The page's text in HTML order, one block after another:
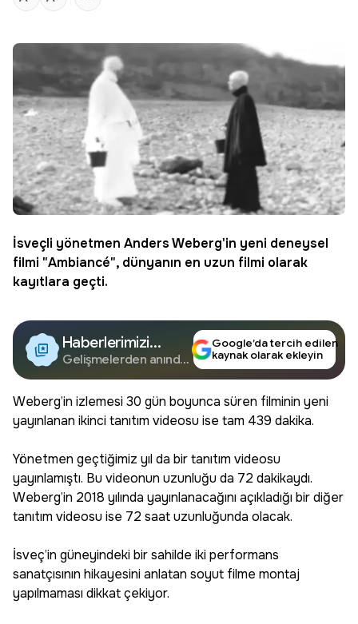
İsveçli yönetmen Anders Weberg'in yeni deneysel
filmi "Ambiancé", dünyanın en uzun filmi olarak
kayıtlara geçti.
Haberlerimizi
Google'da Takip
Edin
Gelişmelerden anında
Google’da tercih edilen
kaynak olarak ekleyin
Weberg’in izlemesi 30 gün boyunca süren filminin yeni
yayınlanan ikinci tanıtım videosu ise tam 439 dakika.
Yönetmen geçtiğimiz yıl da bir tanıtım videosu
yayınlamıştı. Bu videonun uzunluğu da 72 dakikaydı.
Weberg’in 2018 yılında yayınlanacağını açıkladığı bir diğer
tanıtım videosu ise 72 saat uzunluğunda olacak.
İsveç’in güneyindeki bir sahilde iki performans
sanatçısının hikayesini anlatan soyut filme montaj
yapılmaması dikkat çekiyor.